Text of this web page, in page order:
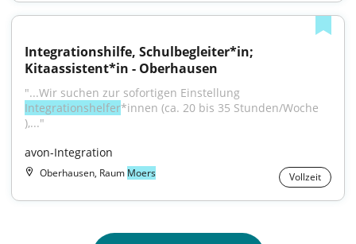
Integrationshilfe, Schulbegleiter*in;
Kitaassistent*in - Oberhausen
Integrationshelfer*innen (ca. 20 bis 35 Stunden/Woche
),..."
avon-Integration
Oberhausen, Raum Moers Vollzeit